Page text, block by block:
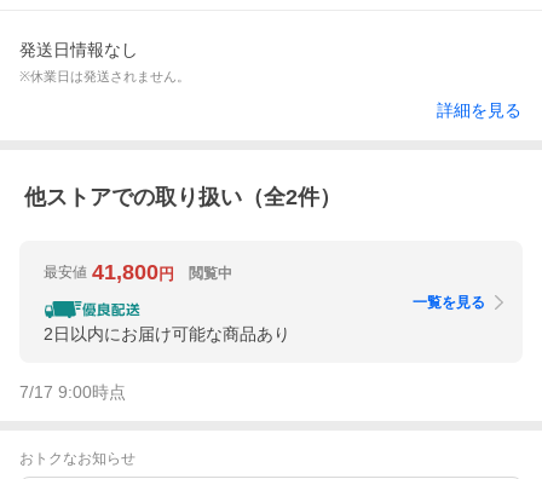
発送日情報なし
※休業日は発送されません。
詳細を見る
他ストアでの取り扱い（全2件）
最安値 41,800円 閲覧中
2日以内にお届け可能な商品あり
一覧を見る
7/17 9:00時点
おトクなお知らせ